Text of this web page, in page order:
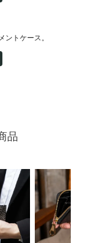
ントケース。
品